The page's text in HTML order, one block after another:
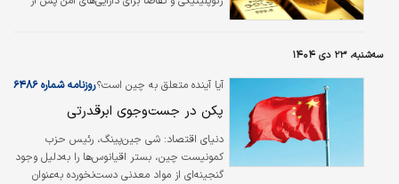
زیرزمینی…
سه‌شنبه، ۲۳ دی ۱۴۰۴
آیا آینده متعلق به چین است؟‌روزنامه شماره ۶۴۸۶
پکن در جست‌وجوی ابرقدرتی
دنیای اقتصاد: شی جین‌پینگ، رئیس حزب
کمونیست چین، بستر اقیانوس‌ها را به‌دلیل وجود
گنجینه‌ای از مواد معدنی دست‌نخورده به‌عنوان